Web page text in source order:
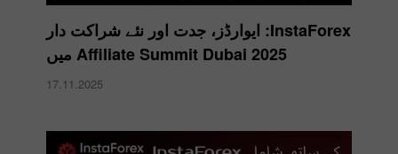
InstaForex: ایوارڈز، جدت اور نئے شراکت دار
Affiliate Summit Dubai 2025 میں
17.11.2025